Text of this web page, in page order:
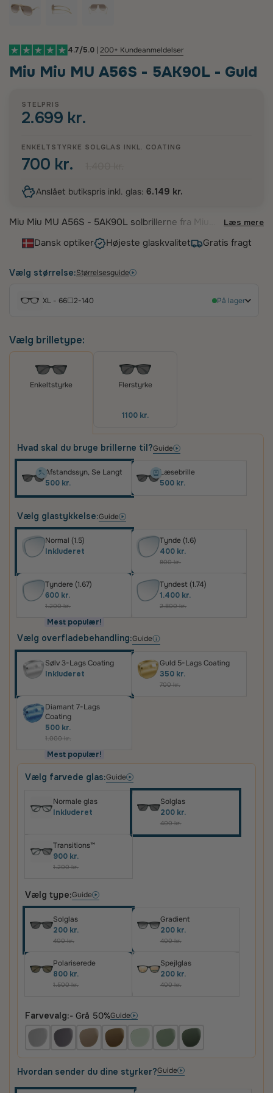
4.7/5.0 | 200+ Kundeanmeldelser
Miu Miu MU A56S - 5AK90L - Guld
STELPRIS
2.699 kr.
ENKELTSTYRKE SOLGLAS INKL. COATING
700 kr.
Anslået butikspris inkl. glas: 6.149 kr.
Miu Miu MU A56S - 5AK90L solbrillerne fra Miu
markante aviator-inspirerede design. Disse lette
smukke brune gradientlinser, der giver et
minimalistiske design sikrer både stil og komfort,
perfekt til den modebevidste kvinde, der ønsker
Læs mere
Dansk optiker Højeste glaskvalitet Gratis fragt
Vælg størrelse:Størrelsesguide
XL - 66☐2-140 På lager
Vælg brilletype:
Enkeltstyrke Flerstyrke
1100 kr.
Hvad skal du bruge brillerne til?Guide
Afstandssyn, Se Langt
500 kr.
Læsebrille
500 kr.
Vælg glastykkelse:Guide
Normal (1.5)
Inkluderet
Tynde (1.6)
400 kr.
800 kr.
Tyndere (1.67)
600 kr.
1.200 kr.
Mest populær!
Tyndest (1.74)
1.400 kr.
2.800 kr.
Vælg overfladebehandling:Guide
Sølv 3-Lags Coating
Inkluderet
Guld 5-Lags Coating
350 kr.
700 kr.
Diamant 7-Lags
Coating
500 kr.
1.000 kr.
Mest populær!
Vælg farvede glas:Guide
Normale glas
Inkluderet
Solglas
200 kr.
400 kr.
Transitions™
900 kr.
1.200 kr.
Vælg type:Guide
Solglas
200 kr.
400 kr.
Gradient
200 kr.
400 kr.
Polariserede
800 kr.
1.500 kr.
Spejlglas
200 kr.
400 kr.
Farvevalg:- Grå 50%Guide
Hvordan sender du dine styrker?Guide